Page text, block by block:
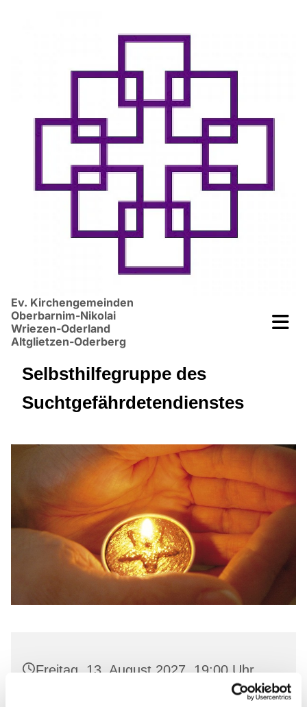
Ev. Kirchengemeinden
Oberbarnim-Nikolai
Wriezen-Oderland
Altglietzen-Oderberg
Selbsthilfegruppe des
Suchtgefährdetendienstes
Freitag, 13. August 2027, 19:00 Uhr